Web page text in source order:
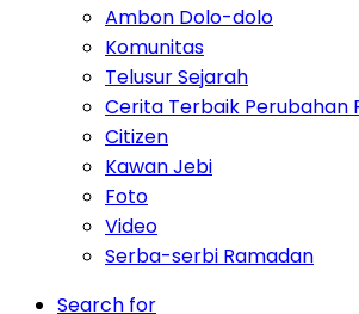
Ambon Dolo-dolo
Komunitas
Telusur Sejarah
Cerita Terbaik Perubahan
Citizen
Kawan Jebi
Foto
Video
Serba-serbi Ramadan
Search for